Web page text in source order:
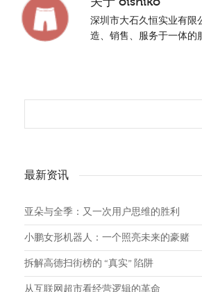
深圳市大石久恒实业有限
造、销售、服务于一体的
最新资讯
亚朵与全季：又一次用户思维的胜利
小鹏女形机器人：一个照亮未来的豪赌
拆解高德扫街榜的 “真实” 陷阱
从互联网超市看经营逻辑的革命